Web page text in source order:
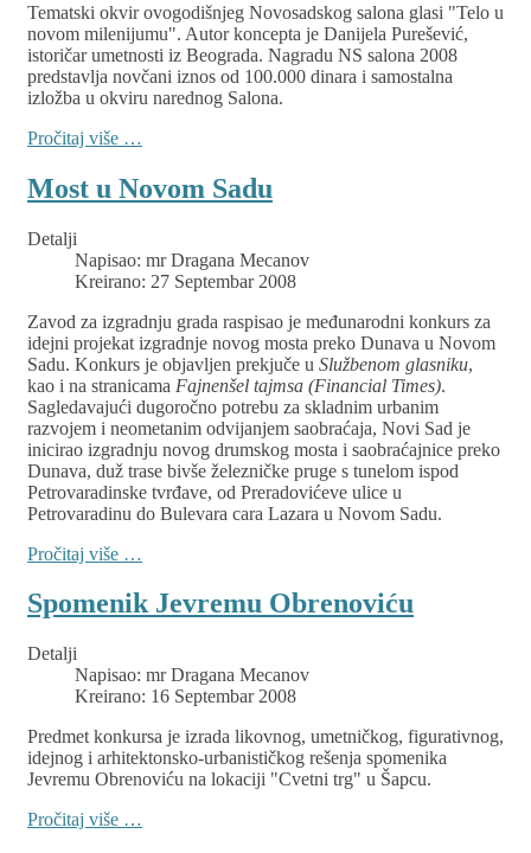
Tematski okvir ovogodišnjeg Novosadskog salona glasi "Telo u
novom milenijumu". Autor koncepta je Danijela Purešević,
istoričar umetnosti iz Beograda. Nagradu NS salona 2008
predstavlja novčani iznos od 100.000 dinara i samostalna
izložba u okviru narednog Salona.
Pročitaj više …
Most u Novom Sadu
Detalji
Napisao: mr Dragana Mecanov
Kreirano: 27 Septembar 2008
Zavod za izgradnju grada raspisao je međunarodni konkurs za
idejni projekat izgradnje novog mosta preko Dunava u Novom
Sadu. Konkurs je objavljen prekjuče u Službenom glasniku,
kao i na stranicama Fajnenšel tajmsa (Financial Times).
Sagledavajući dugoročno potrebu za skladnim urbanim
razvojem i neometanim odvijanjem saobraćaja, Novi Sad je
inicirao izgradnju novog drumskog mosta i saobraćajnice preko
Dunava, duž trase bivše železničke pruge s tunelom ispod
Petrovaradinske tvrđave, od Preradovićeve ulice u
Petrovaradinu do Bulevara cara Lazara u Novom Sadu.
Pročitaj više …
Spomenik Jevremu Obrenoviću
Detalji
Napisao: mr Dragana Mecanov
Kreirano: 16 Septembar 2008
Predmet konkursa je izrada likovnog, umetničkog, figurativnog,
idejnog i arhitektonsko-urbanističkog rešenja spomenika
Jevremu Obrenoviću na lokaciji "Cvetni trg" u Šapcu.
Pročitaj više …